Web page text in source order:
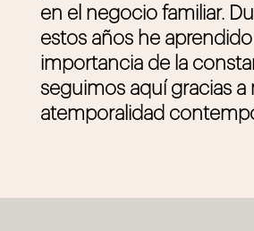
en el negocio familiar.
estos años he aprendido
importancia de la
seguimos aquí gracias a
atemporalidad